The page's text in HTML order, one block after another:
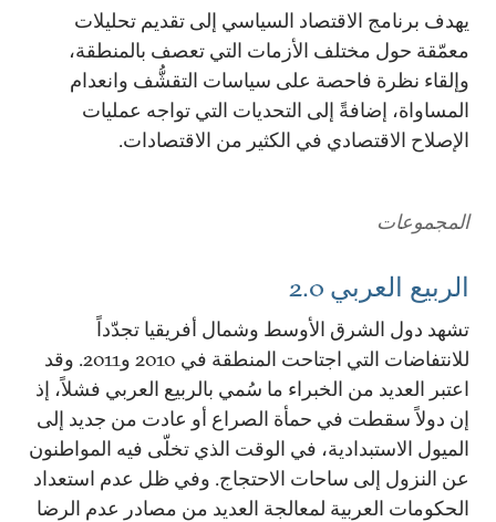
يهدف برنامج الاقتصاد السياسي إلى تقديم تحليلات
معمّقة حول مختلف الأزمات التي تعصف بالمنطقة،
وإلقاء نظرة فاحصة على سياسات التقشُّف وانعدام
المساواة، إضافةً إلى التحديات التي تواجه عمليات
الإصلاح الاقتصادي في الكثير من الاقتصادات.
المجموعات
الربيع العربي 2.0
تشهد دول الشرق الأوسط وشمال أفريقيا تجدّداً
للانتفاضات التي اجتاحت المنطقة في 2010 و2011. وقد
اعتبر العديد من الخبراء ما سُمي بالربيع العربي فشلاً، إذ
إن دولاً سقطت في حمأة الصراع أو عادت من جديد إلى
الميول الاستبدادية، في الوقت الذي تخلّى فيه المواطنون
عن النزول إلى ساحات الاحتجاج. وفي ظل عدم استعداد
الحكومات العربية لمعالجة العديد من مصادر عدم الرضا